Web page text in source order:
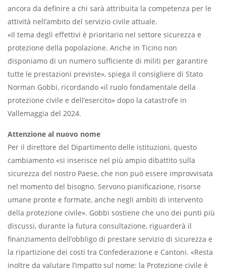
ancora da definire a chi sarà attribuita la competenza per le
attività nell’ambito del servizio civile attuale.
«Il tema degli effettivi è prioritario nel settore sicurezza e
protezione della popolazione. Anche in Ticino non
disponiamo di un numero sufficiente di militi per garantire
tutte le prestazioni previste», spiega il consigliere di Stato
Norman Gobbi, ricordando «il ruolo fondamentale della
protezione civile e dell’esercito» dopo la catastrofe in
Vallemaggia del 2024.
Attenzione al nuovo nome
Per il direttore del Dipartimento delle istituzioni, questo
cambiamento «si inserisce nel più ampio dibattito sulla
sicurezza del nostro Paese, che non può essere improvvisata
nel momento del bisogno. Servono pianificazione, risorse
umane pronte e formate, anche negli ambiti di intervento
della protezione civile». Gobbi sostiene che uno dei punti più
discussi, durante la futura consultazione, riguarderà il
finanziamento dell’obbligo di prestare servizio di sicurezza e
la ripartizione dei costi tra Confederazione e Cantoni. «Resta
inoltre da valutare l’impatto sul nome: la Protezione civile è